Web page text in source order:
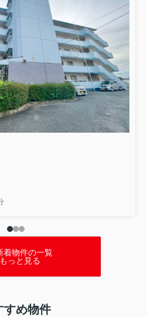
】第4回 生活保護を受ける
「生活保護だから無理」と
前回の振り返り 第3回で
を借りにくいのか？」 につ
だからという理由だけではな
コラム】
】第2回 住宅セーフティネ
困ったとき、誰が支えてくれ
1回では、貝塚市社会福祉協
、 「住まいを失ってからで
談することが大切」 という
着物件の一覧
っと見る
すめ物件